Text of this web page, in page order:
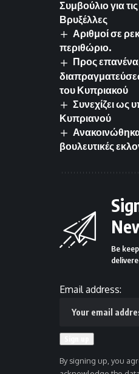
Συμβούλιο για
Βρυξέλλες
Αριθμοί σε
περιθώριο.
Προς
του Κυπριακού
Συνεχίζει ως
Κυπριανού
βουλευτικές
Be
Email address:
By signing up, you